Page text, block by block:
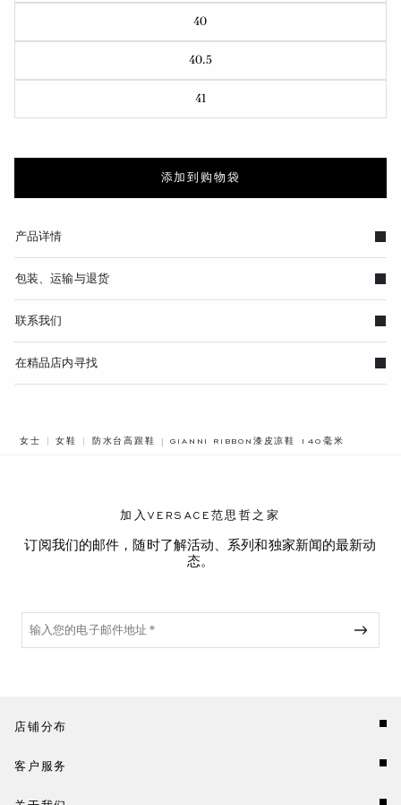
40
40.5
41
添加到购物袋
产品详情
包装、运输与退货
联系我们
在精品店内寻找
女士 女鞋 防水台高跟鞋 BREADCRUMB.ADA.LABEL.CURRENT
GIANNI RIBBON漆皮凉鞋 140毫米
加入VERSACE范思哲之家
订阅我们的邮件，随时了解活动、系列和独家新闻的最新动
态。
店铺分布
客户服务